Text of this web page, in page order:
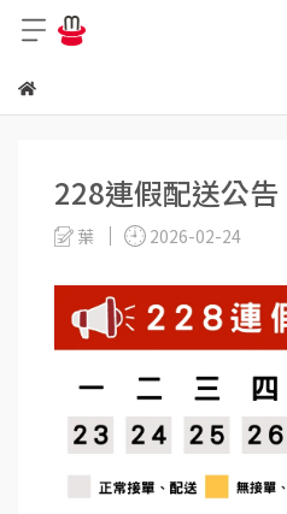
228連假配送公告
葉 2026-02-24